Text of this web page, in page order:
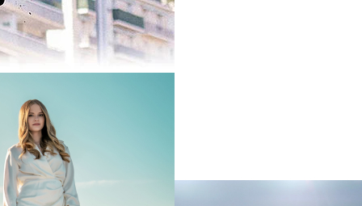
Unsere Sendetermine